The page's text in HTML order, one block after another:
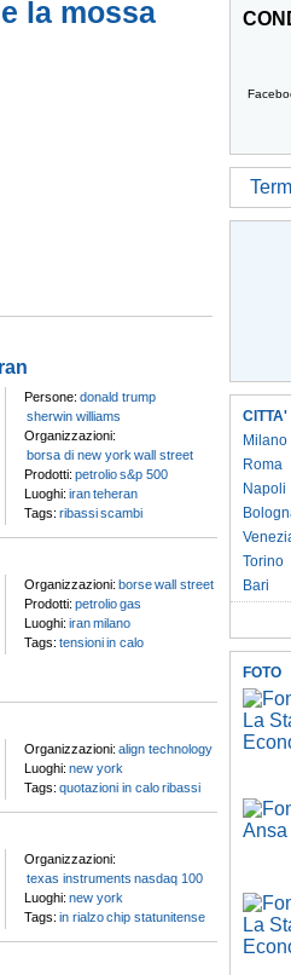
la mossa
Persone: donald trump
sherwin williams
Organizzazioni:
borsa di new york wall street
Prodotti: petrolios&p 500
Luoghi: iranteheran
Tags: ribassiscambi
Organizzazioni: borsewall street
Prodotti: petroliogas
Luoghi: iranmilano
Tags: tensioniin calo
Organizzazioni: align technology
Luoghi: new york
Tags: quotazioni in caloribassi
Organizzazioni:
texas instruments nasdaq 100
Luoghi: new york
Tags: in rialzochip statunitense
CITTA'
Milano
Roma
Napoli
Torino
Bari
FOTO